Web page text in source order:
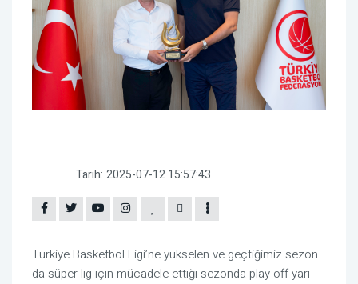
Tarih: 2025-07-12 15:57:43
Türkiye Basketbol Ligi’ne yükselen ve geçtiğimiz sezon
da süper lig için mücadele ettiği sezonda play-off yarı